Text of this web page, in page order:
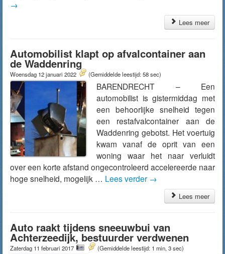
→
Lees meer
Automobilist klapt op afvalcontainer aan
de Waddenring
Woensdag 12 januari 2022 (Gemiddelde leestijd: 58 sec)
BARENDRECHT – Een
automobilist is gistermiddag met
een behoorlijke snelheid tegen
een restafvalcontainer aan de
Waddenring gebotst. Het voertuig
kwam vanaf de oprit van een
woning waar het naar verluidt
over een korte afstand ongecontroleerd accelereerde naar
hoge snelheid, mogelijk … Lees verder →
Lees meer
Auto raakt tijdens sneeuwbui van
Achterzeedijk, bestuurder verdwenen
Zaterdag 11 februari 2017 (Gemiddelde leestijd: 1 min, 3 sec)